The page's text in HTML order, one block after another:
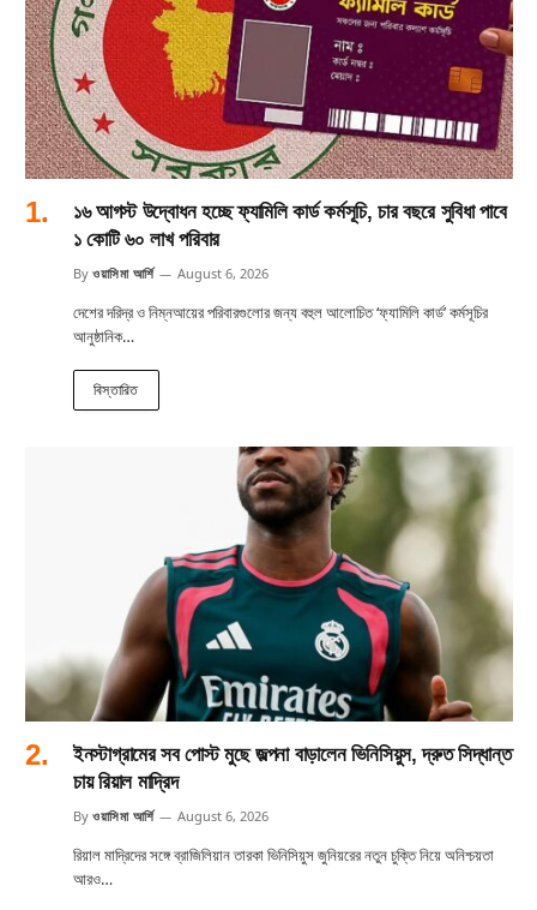
১৬ আগস্ট উদ্বোধন হচ্ছে ফ্যামিলি কার্ড কর্মসূচি, চার বছরে সুবিধা পাবে
১ কোটি ৬০ লাখ পরিবার
By ওয়াসিমা আর্শি August 6, 2026
দেশের দরিদ্র ও নিম্নআয়ের পরিবারগুলোর জন্য বহুল আলোচিত ‘ফ্যামিলি কার্ড’ কর্মসূচির
আনুষ্ঠানিক…
বিস্তারিত
ইনস্টাগ্রামের সব পোস্ট মুছে জল্পনা বাড়ালেন ভিনিসিয়ুস, দ্রুত সিদ্ধান্ত
চায় রিয়াল মাদ্রিদ
By ওয়াসিমা আর্শি August 6, 2026
রিয়াল মাদ্রিদের সঙ্গে ব্রাজিলিয়ান তারকা ভিনিসিয়ুস জুনিয়রের নতুন চুক্তি নিয়ে অনিশ্চয়তা
আরও…